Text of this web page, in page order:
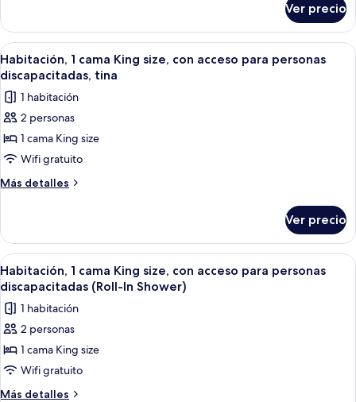
size
1
cama
King
size
Ver precio
Abrir
todas
las
fotos
de
Habitación,
1
cama
con
acceso
para
personas
discapacitadas,
tina
Una habitación de hotel moderna
5
Habitación, 1 cama King size, con acceso para personas
discapacitadas, tina
1 habitación
2 personas
1 cama King size
Wifi gratuito
Más detalles
Más
1
cama
King
size,
acceso
para
personas
discapacitadas,
tina
Ver precio
Abrir
todas
las
fotos
de
Habitación,
1
cama
Una habitación de hotel moderna
5
Habitación, 1 cama King size, con acceso para personas
discapacitadas (Roll-In Shower)
1 habitación
2 personas
1 cama King size
Wifi gratuito
Más detalles
Más